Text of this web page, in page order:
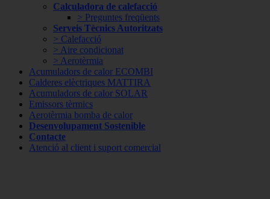
Calculadora de calefacció
> Preguntes freqüents
Serveis Tècnics Autoritzats
> Calefacció
> Aire condicionat
> Aerotèrmia
Acumuladors de calor ECOMBI
Calderes elèctriques MATTIRA
Acumuladors de calor SOLAR
Emissors tèrmics
Aerotèrmia bomba de calor
Desenvolupament Sostenible
Contacte
Atenció al client i suport comercial